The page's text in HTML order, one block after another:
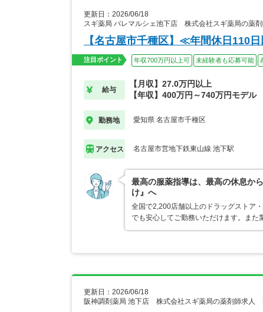
更新日：2026/06/18
スギ薬局 パレマルシェ池下店 株式会社スギ薬局の薬剤
【名古屋市千種区】≪年間休日110
注目ポイント 年収700万円以上可 未経験者も応募可能
給与
【月収】27.0万円以上
【年収】400万円～740万円モデル
勤務地 愛知県 名古屋市千種区
アクセス 名古屋市営地下鉄東山線 池下駅
最高の服薬指導は、最高の休息か
け』へ
全国で2,200店舗以上のドラッグストア
でも安心してご勤務いただけます。ま
更新日：2026/06/18
阪神調剤薬局 池下店 株式会社スギ薬局の薬剤師求人